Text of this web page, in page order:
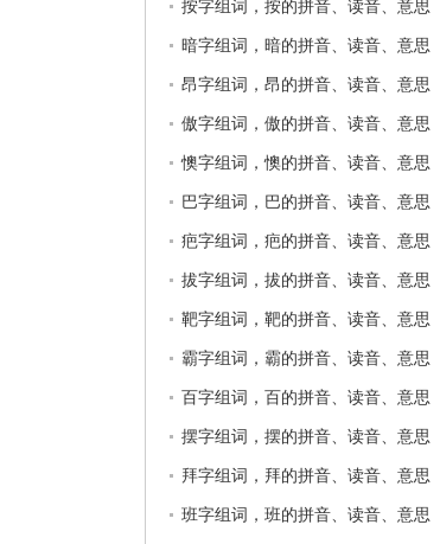
按字组词，按的拼音、读音、意思
暗字组词，暗的拼音、读音、意思
昂字组词，昂的拼音、读音、意思
傲字组词，傲的拼音、读音、意思
懊字组词，懊的拼音、读音、意思
巴字组词，巴的拼音、读音、意思
疤字组词，疤的拼音、读音、意思
拔字组词，拔的拼音、读音、意思
靶字组词，靶的拼音、读音、意思
霸字组词，霸的拼音、读音、意思
百字组词，百的拼音、读音、意思
摆字组词，摆的拼音、读音、意思
拜字组词，拜的拼音、读音、意思
班字组词，班的拼音、读音、意思